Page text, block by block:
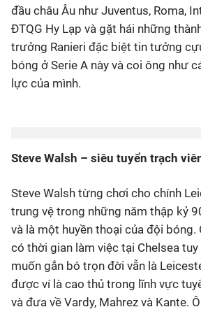
đầu châu Âu như Juventus, Roma,
ĐTQG Hy Lạp và gặt hái những
trưởng Ranieri đặc biệt tin tưởng
bóng ở Serie A này và coi ông như
lực của mình.
Steve Walsh – siêu tuyển trạch
Steve Walsh từng chơi cho chính
trung vệ trong những năm thập kỷ
và là một huyền thoại của đội bóng.
có thời gian làm việc tại Chelsea tuy
muốn gắn bó trọn đời vẫn là
được ví là cao thủ trong lĩnh vực
và đưa về Vardy, Mahrez và Kante.